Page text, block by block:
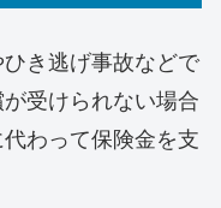
き逃げ事故などで
受けられない場合
わって保険金を支